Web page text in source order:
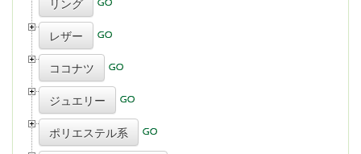
リング
レザー
ココナツ
ジュエリー
ポリエステル系